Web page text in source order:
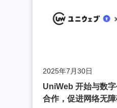
2025年7月30日
UniWeb 开始与数
合作，促进网络无障